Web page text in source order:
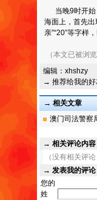
当晚9时开始
海面上，首先出
亲”“20”等字样
（本文已被浏
编辑： xhshzy
→ 推荐给我的好
→ 相关文章
澳门司法警察
→ 相关评论内容
（没有相关评论
→ 发表我的评论
您的
姓